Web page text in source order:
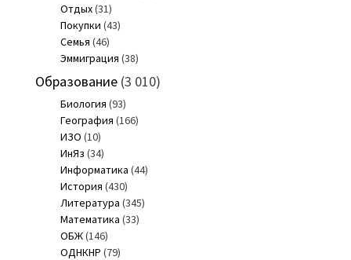
Отдых(31)
Покупки (43)
Семья (46)
Эммиграция (38)
Образование(3 010)
Биология (93)
География (166)
ИЗО (10)
ИнЯз (34)
Информатика (44)
История (430)
Литература (345)
Математика (33)
ОБЖ(146)
ОДНКНР (79)